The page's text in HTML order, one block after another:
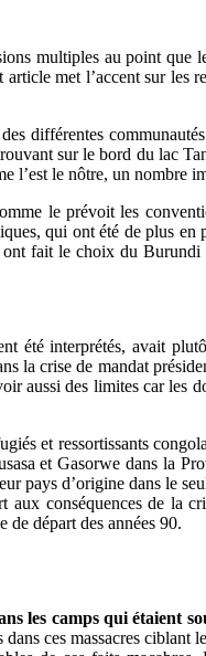
multiples au point que
met l’accent sur les
différentes
sur le bord du lac
l’est le nôtre, un nombre
le prévoit les
qui ont été de plus
fait le choix du
été interprétés, avait
la crise de mandat
aussi des limites car les
et ressortissants
et Gasorwe dans la
pays d’origine dans le
conséquences de la
de départ des années 90.
les camps qui étaient
ces massacres ciblant